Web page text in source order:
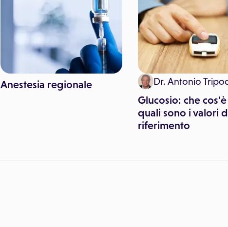
Anestesia regionale Dr. Antonio
Glucosio: che
quali sono i valori
riferimento